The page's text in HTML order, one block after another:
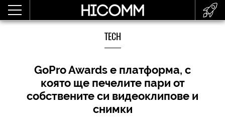
TECH
GoPro Awards е платформа, с
която ще печелите пари от
собствените си видеоклипове и
снимки